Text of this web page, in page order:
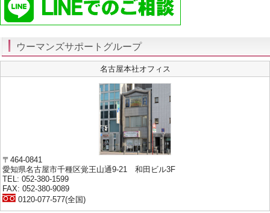
ウーマンズサポートグループ
名古屋本社オフィス
〒464-0841
愛知県名古屋市千種区覚王山通9-21 和田ビル3F
TEL: 052-380-1599
FAX: 052-380-9089
0120-077-577(全国)